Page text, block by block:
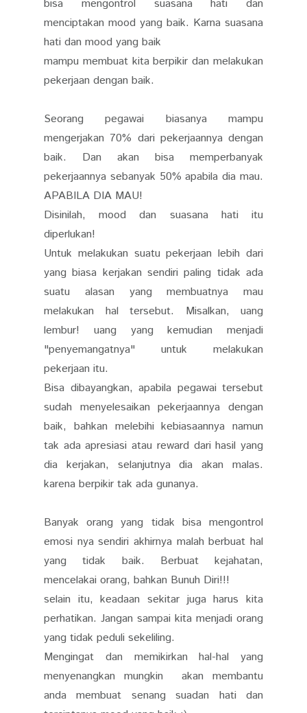
bisa mengontrol suasana hati dan
menciptakan mood yang baik. Karna suasana
hati dan mood yang baik
mampu membuat kita berpikir dan melakukan
pekerjaan dengan baik.
Seorang pegawai biasanya mampu
mengerjakan 70% dari pekerjaannya dengan
baik. Dan akan bisa memperbanyak
pekerjaannya sebanyak 50% apabila dia mau.
APABILA DIA MAU!
Disinilah, mood dan suasana hati itu
diperlukan!
Untuk melakukan suatu pekerjaan lebih dari
yang biasa kerjakan sendiri paling tidak ada
suatu alasan yang membuatnya mau
melakukan hal tersebut. Misalkan, uang
lembur! uang yang kemudian menjadi
"penyemangatnya" untuk melakukan
pekerjaan itu.
Bisa dibayangkan, apabila pegawai tersebut
sudah menyelesaikan pekerjaannya dengan
baik, bahkan melebihi kebiasaannya namun
tak ada apresiasi atau reward dari hasil yang
dia kerjakan, selanjutnya dia akan malas.
karena berpikir tak ada gunanya.
Banyak orang yang tidak bisa mengontrol
emosi nya sendiri akhirnya malah berbuat hal
yang tidak baik. Berbuat kejahatan,
mencelakai orang, bahkan Bunuh Diri!!!
selain itu, keadaan sekitar juga harus kita
perhatikan. Jangan sampai kita menjadi orang
yang tidak peduli sekeliling.
Mengingat dan memikirkan hal-hal yang
menyenangkan mungkin akan membantu
anda membuat senang suadan hati dan